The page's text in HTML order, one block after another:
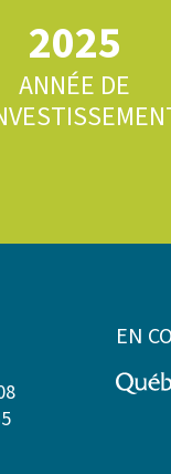
2025
ANNÉE DE
EN